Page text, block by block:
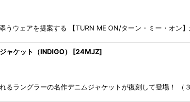
うウェアを提案する 【TURN ME ON/ターン・ミー・オン
ケット（INDIGO） [24MJZ]
るラングラーの名作デニムジャケットが復刻して登場！